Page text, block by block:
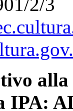
2/3
alla
IPA: